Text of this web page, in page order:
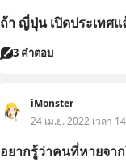
ถ้า ญี่ปุ่น เปิดประเทศ
3 คำตอบ
iMonster
24 เม.ย. 2022 เวลา
อยากรู้ว่าคนที่หายจา